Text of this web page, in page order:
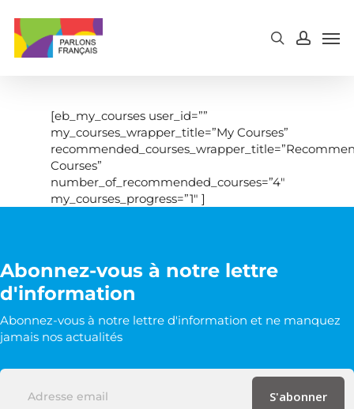
main
content
[eb_my_courses user_id=””
my_courses_wrapper_title=”My Courses”
Courses”
number_of_recommended_courses=”4″
my_courses_progress=”1″ ]
Abonnez-vous à notre lettre
d'information
Abonnez-vous à notre lettre d'information et ne manquez
jamais nos actualités